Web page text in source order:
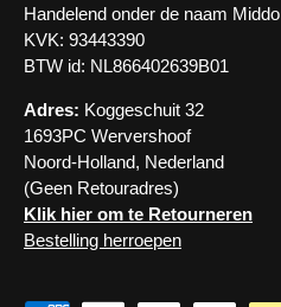
Handelend onder de naam Middo
KVK: 93443390
BTW id: NL866402639B01
Adres: Koggeschuit 32
1693PC Wervershoof
Noord-Holland, Nederland
(Geen Retouradres)
Klik hier om te Retourneren
Bestelling herroepen